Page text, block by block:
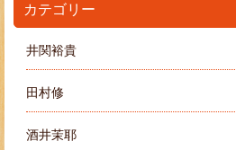
カテゴリー
井関裕貴
田村修
酒井茉耶